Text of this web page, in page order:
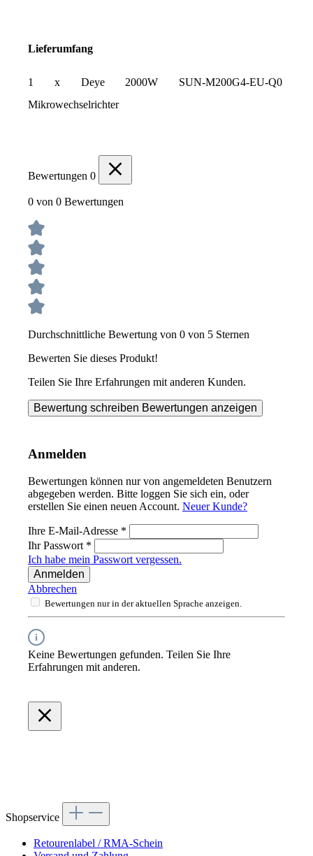
Lieferumfang
1 x Deye 2000W SUN-M200G4-EU-Q0
Mikrowechselrichter
Bewertungen 0
0 von 0 Bewertungen
Durchschnittliche Bewertung von 0 von 5 Sternen
Bewerten Sie dieses Produkt!
Teilen Sie Ihre Erfahrungen mit anderen Kunden.
Bewertung schreiben Bewertungen anzeigen
Anmelden
Bewertungen können nur von angemeldeten Benutzern
abgegeben werden. Bitte loggen Sie sich ein, oder
erstellen Sie einen neuen Account. Neuer Kunde?
Ihre E-Mail-Adresse *
Ihr Passwort *
Ich habe mein Passwort vergessen.
Anmelden
Abbrechen
Bewertungen nur in der aktuellen Sprache anzeigen.
Keine Bewertungen gefunden. Teilen Sie Ihre
Erfahrungen mit anderen.
Shopservice
Retourenlabel / RMA-Schein